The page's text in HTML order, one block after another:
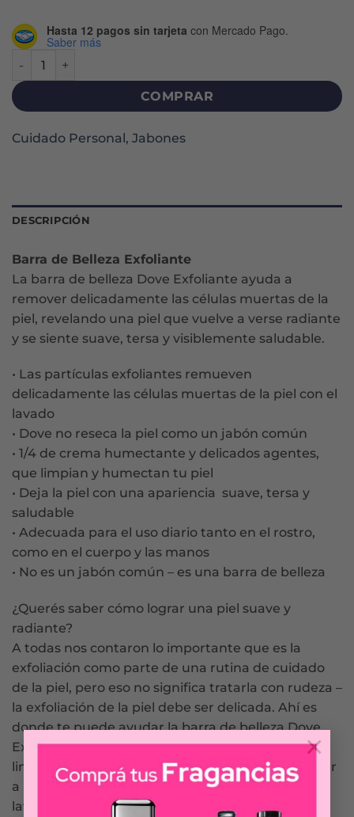
×
Hasta 12 pagos sin tarjeta con Mercado Pago.
Saber más
COMPRAR
Cuidado Personal, Jabones
DESCRIPCIÓN
Barra de Belleza Exfoliante
La barra de belleza Dove Exfoliante ayuda a
remover delicadamente las células muertas de la
piel, revelando una piel que vuelve a verse radiante
y se siente suave, tersa y visiblemente saludable.
• Las partículas exfoliantes remueven
delicadamente las células muertas de la piel con el
lavado
• Dove no reseca la piel como un jabón común
• 1/4 de crema humectante y delicados agentes,
que limpian y humectan tu piel
• Deja la piel con una apariencia suave, tersa y
saludable
• Adecuada para el uso diario tanto en el rostro,
como en el cuerpo y las manos
• No es un jabón común – es una barra de belleza
¿Querés saber cómo lograr una piel suave y
radiante?
A todas nos contaron lo importante que es la
exfoliación como parte de una rutina de cuidado
de la piel, pero eso no significa tratarla con rudeza –
la exfoliación de la piel debe ser delicada. Ahí es
donde te puede ayudar la barra de belleza Dove
Exfoliante, que combina sus delicados agentes
limpiadores con partículas exfoliantes para ayudar
a remover las células muertas de tu piel con el
lavado, dejándola suave y radiante nuevamente.